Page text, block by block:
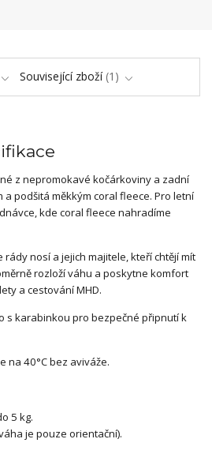
Související zboží 1
z nepromokavé kočárkoviny a zadní
podšitá měkkým coral fleece. Pro letní
kde coral fleece nahradíme
nosí a jejich majitele, kteří chtějí mít
rozloží váhu a poskytne komfort
a cestování MHD.
s karabinkou pro bezpečné připnutí k
na 40°C bez aviváže.
5 kg.
je pouze orientační).